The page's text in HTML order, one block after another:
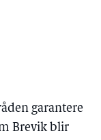
garantere
Brevik blir